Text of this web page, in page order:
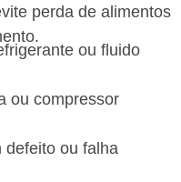
perda de alimentos
ou fluido
ou compressor
defeito ou falha